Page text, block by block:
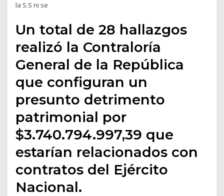
la S.S ni se
Un total de 28 hallazgos
realizó la Contraloría
General de la República
que configuran un
presunto detrimento
patrimonial por
$3.740.794.997,39 que
estarían relacionados con
contratos del Ejército
Nacional.